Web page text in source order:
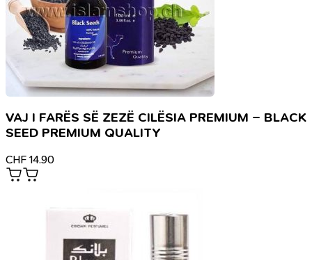
VAJ I FARËS SË ZEZË CILËSIA PREMIUM – BLACK
SEED PREMIUM QUALITY
CHF 14.90